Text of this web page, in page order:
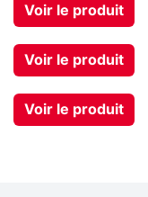
Voir le produit
Voir le produit
Voir le produit